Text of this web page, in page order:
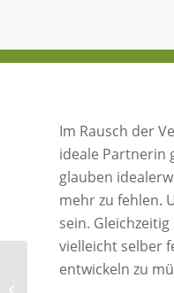
Im Rausch der
ideale Partnerin
glauben
mehr zu fehlen.
sein.
vielleicht selber
entwickeln zu